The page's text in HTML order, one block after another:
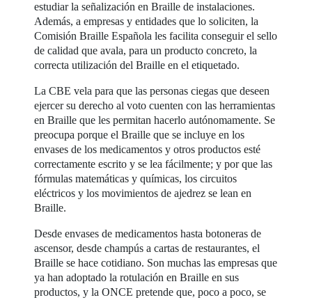
estudiar la señalización en Braille de instalaciones.
Además, a empresas y entidades que lo soliciten, la
Comisión Braille Española les facilita conseguir el sello
de calidad que avala, para un producto concreto, la
correcta utilización del Braille en el etiquetado.
La CBE vela para que las personas ciegas que deseen
ejercer su derecho al voto cuenten con las herramientas
en Braille que les permitan hacerlo autónomamente. Se
preocupa porque el Braille que se incluye en los
envases de los medicamentos y otros productos esté
correctamente escrito y se lea fácilmente; y por que las
fórmulas matemáticas y químicas, los circuitos
eléctricos y los movimientos de ajedrez se lean en
Braille.
Desde envases de medicamentos hasta botoneras de
ascensor, desde champús a cartas de restaurantes, el
Braille se hace cotidiano. Son muchas las empresas que
ya han adoptado la rotulación en Braille en sus
productos, y la ONCE pretende que, poco a poco, se